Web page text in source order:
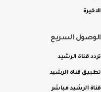
الاخيرة
الوصول السريع
تردد قناة الرشيد
تطبيق قناة الرشيد
قناة الرشيد مباشر